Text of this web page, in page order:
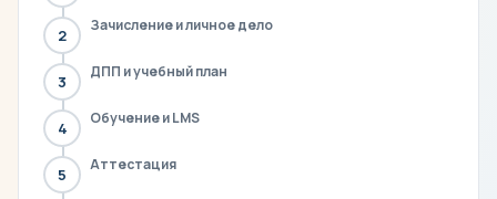
2
Зачисление и личное дело
3
ДПП и учебный план
4
Обучение и LMS
5
Аттестация